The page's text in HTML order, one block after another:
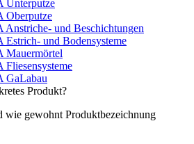
Unterputze
Oberputze
Anstriche- und Beschichtungen
Estrich- und Bodensysteme
Mauermörtel
GaLabau
Produkt?
gewohnt Produktbezeichnung